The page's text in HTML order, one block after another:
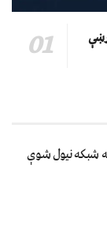
شبکه نيول شوې